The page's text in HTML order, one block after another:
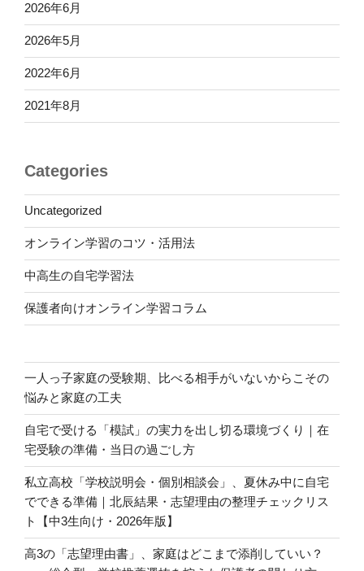
2026年6月
2026年5月
2022年6月
2021年8月
Categories
Uncategorized
オンライン学習のコツ・活用法
中高生の自宅学習法
保護者向けオンライン学習コラム
一人っ子家庭の受験期、比べる相手がいないからこその
悩みと家庭の工夫
自宅で受ける「模試」の実力を出し切る環境づくり｜在
宅受験の準備・当日の過ごし方
私立高校「学校説明会・個別相談会」、夏休み中に自宅
でできる準備｜北辰結果・志望理由の整理チェックリス
ト【中3生向け・2026年版】
高3の「志望理由書」、家庭はどこまで添削していい？